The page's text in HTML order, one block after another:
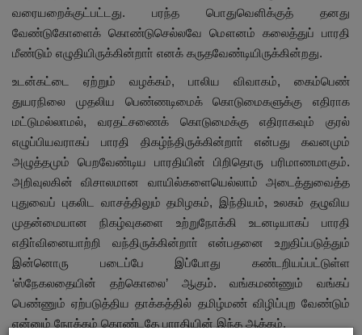
வரையறைக்குட்பட்டது. பரந்த பொதுவெளிக்குத் தனது
வேண்டுகோளைக் கொண்டுசெல்லவே மௌனம் கலைத்துப் பாரதி
மீண்டும் எழுதியிருக்கின்றாா் எனக் கருதவேண்டியிருக்கின்றது.
உடன்கட்டை ஏற்றும் வழக்கம், பாலிய விவாகம், கைம்பெண்
துயரநிலை முதலிய பெண்ணடிமைக் கொடுமைகளுக்கு எதிராக
மட்டுமல்லாமல், வரதட்சணைக் கொடுமைக்கு எதிராகவும் குரல்
எழுப்பியவராகப் பாரதி திகழ்ந்திருக்கின்றாா் என்பது கவனமும்
அழுத்தமும் பெறவேண்டிய பாரதியின் பிறிதொரு பரிமாணமாகும்.
அறிவுலகின் விசாலமான வாயில்களையெல்லாம் அடைத்துவைத்த
புதுவைப் புகலிட வாசத்திலும் தமிழகம், இந்தியம், உலகம் தழுவிய
முதன்மையான நிகழ்வுகளை உற்றுநோக்கி உடனடியாகப் பாரதி
எதிா்வினையாற்றி வந்திருக்கின்றாா் என்பதனை உறுதிப்படுத்தும்
இன்னொரு படைப்பே இப்போது கண்டறியப்பட்டுள்ள
‘ஸ்நேகலதையின் தற்கொலை’ ஆகும். வங்கமண்ணும் வங்கப்
பெண்ணும் ஏற்படுத்திய தாக்கத்தில் தமிழ்மண் விழிப்புற வேண்டும்
என்னும் நோக்கம் கொண்டதே பாரதியின் இந்த ஆக்கம்.